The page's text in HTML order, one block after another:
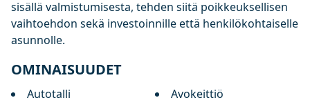
sisällä valmistumisesta, tehden siitä poikkeuksellisen
vaihtoehdon sekä investoinnille että henkilökohtaiselle
asunnolle.
OMINAISUUDET
Autotalli
Avokeittiö